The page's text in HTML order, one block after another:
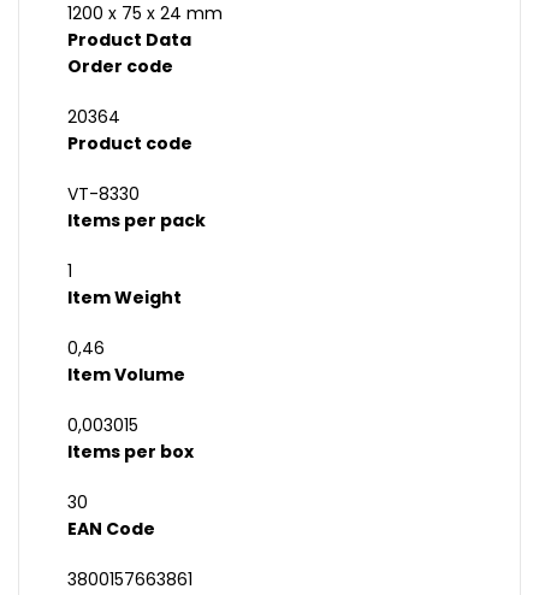
1200 x 75 x 24 mm
Product Data
Order code
20364
Product code
VT-8330
Items per pack
1
Item Weight
0,46
Item Volume
0,003015
Items per box
30
EAN Code
3800157663861